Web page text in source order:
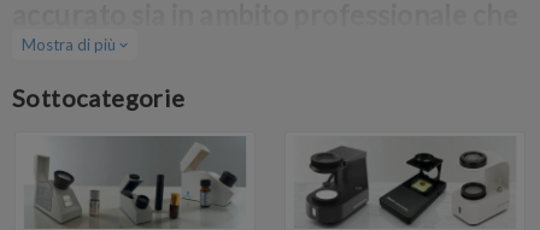
didattico.
Mostra di più expand_more
Sottocategorie